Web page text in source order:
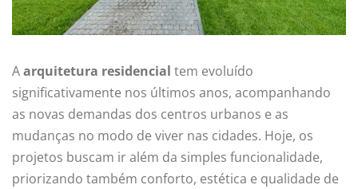
Aarquitetura residencial tem evoluído
significativamente nos últimos anos, acompanhando
as novas demandas dos centros urbanos e as
mudanças no modo de viver nas cidades. Hoje, os
projetos buscam ir além da simples funcionalidade,
priorizando também conforto, estética e qualidade de